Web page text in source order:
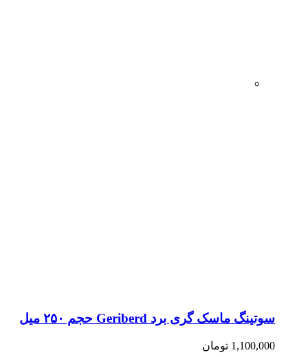
سوتینگ ماسک گری برد Geriberd حجم ۲۵۰ میل
1,100,000 تومان